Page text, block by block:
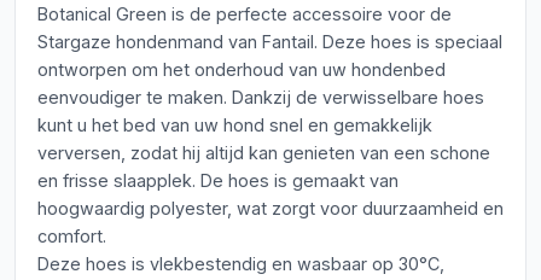
Botanical Green is de perfecte accessoire voor de
Stargaze hondenmand van Fantail. Deze hoes is speciaal
ontworpen om het onderhoud van uw hondenbed
eenvoudiger te maken. Dankzij de verwisselbare hoes
kunt u het bed van uw hond snel en gemakkelijk
verversen, zodat hij altijd kan genieten van een schone
en frisse slaapplek. De hoes is gemaakt van
hoogwaardig polyester, wat zorgt voor duurzaamheid en
comfort.
Deze hoes is vlekbestendig en wasbaar op 30°C,